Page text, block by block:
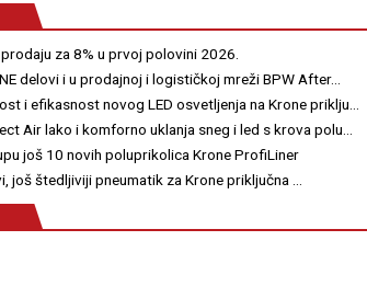
za 8% u prvoj polovini 2026.
delovi i u prodajnoj i logističkoj mreži BPW After...
i efikasnost novog LED osvetljenja na Krone priklju...
Air lako i komforno uklanja sneg i led s krova polu...
još 10 novih poluprikolica Krone ProfiLiner
još štedljiviji pneumatik za Krone priključna ...